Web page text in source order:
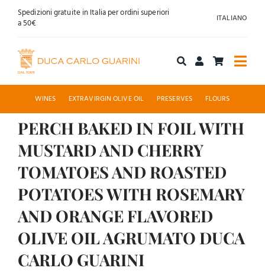
SkipSpedizioni gratuite in Italia per ordini superiori
a 50€
ITALIANO
Shop online
About us
News
Contact
WINES EXTRAVIRGIN OLIVE OIL PRESERVES FLOURS
PERCH BAKED IN FOIL WITH
MUSTARD AND CHERRY
TOMATOES AND ROASTED
POTATOES WITH ROSEMARY
AND ORANGE FLAVORED
OLIVE OIL AGRUMATO DUCA
CARLO GUARINI